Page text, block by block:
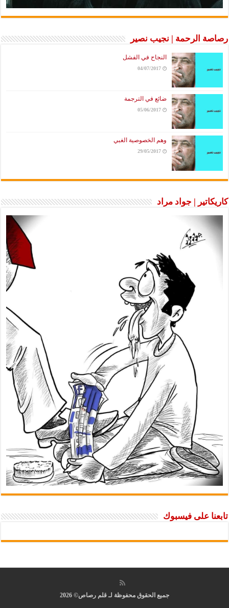
رصاصة الرحمة | نجيب نصير
النجاح في الفشل
04/07/2017
ضائع في الترجمة
05/06/2017
وهم الخصوصية الغبي
29/05/2017
كاريكاتير | جواد مراد
تابعنا على فيسبوك
جميع الحقوق محفوظة لـ قلم رصاص© 2026